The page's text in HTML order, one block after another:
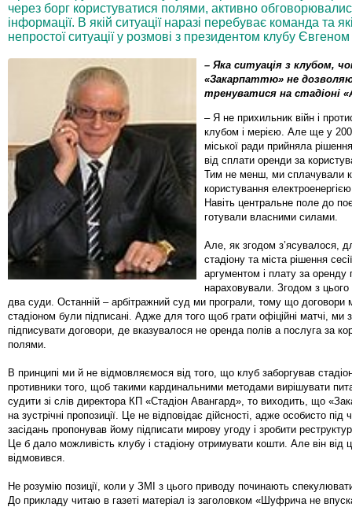
через борг користуватися полями, активно
інформації. В якій ситуації наразі перебуває команда та
непростої ситуації у розмові з президентом клубу
– Яка ситуація з клубом,
«Закарпаттю» не
тренуватися на стадіоні
– Я не прихильник війн і
клубом і мерією. Але ще у
міської ради прийняла
від сплати оренди за
Тим не менш, ми сплачували
користування
Навіть центральне поле до
готували власними силами.
Але, як згодом з’ясувалося,
стадіону та міста рішення
аргументом і плату за оренду
нараховували. Згодом з
два суди. Останній – арбітражний суд ми програли, тому що договори
стадіоном були підписані. Адже для того щоб грати офіційні матчі, ми
підписувати договори, де вказувалося не оренда полів а послуга за
полями.
В принципі ми й не відмовляємося від того, що клуб заборгував
противники того, щоб такими кардинальними методами вирішувати
судити зі слів директора КП «Стадіон Авангард», то виходить, що
на зустрічні пропозиції. Це не відповідає дійсності, адже особисто під
засідань пропонував йому підписати мирову угоду і зробити
Це б дало можливість клубу і стадіону отримувати кошти. Але він від
відмовився.
Не розумію позиції, коли у ЗМІ з цього приводу починають
До прикладу читаю в газеті матеріал із заголовком «Шуфрича не